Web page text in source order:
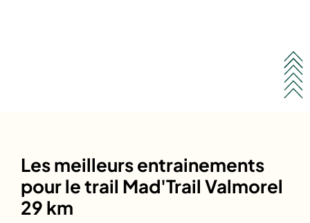
Les meilleurs entrainements
pour le trail Mad'Trail Valmorel
29 km